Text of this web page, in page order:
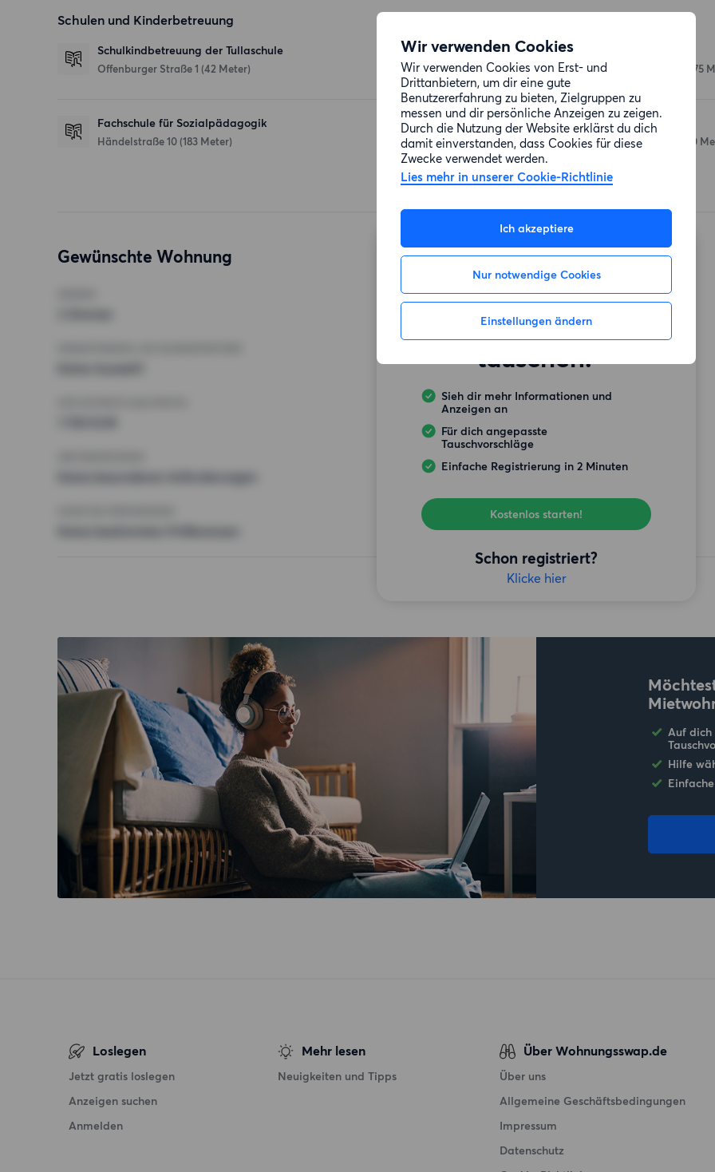
Wir verwenden Cookies
Wir verwenden Cookies von Erst- und
Drittanbietern, um dir eine gute
Benutzererfahrung zu bieten, Zielgruppen zu
messen und dir persönliche Anzeigen zu zeigen.
Durch die Nutzung der Website erklärst du dich
damit einverstanden, dass Cookies für diese
Zwecke verwendet werden.
Lies mehr in unserer Cookie-Richtlinie
Ich akzeptiere
Nur notwendige Cookies
Einstellungen ändern
Schulen und Kinderbetreuung
Schulkindbetreuung der Tullaschule
Offenburger Straße 1 (42 Meter)
Fachschule für Sozialpädagogik
Händelstraße 10 (183 Meter)
Waldkircher Straße 57 (175
Aldi Süd
Habsburgerstraße 5 (300
Gewünschte Wohnung
Möchtest du auch
deine
Mietwohnung
tauschen?
Sieh dir mehr Informationen und
Anzeigen an
Für dich angepasste
Tauschvorschläge
Einfache Registrierung in 2 Minuten
Kostenlos starten!
Schon registriert?
Klicke hier
Auf dich
Hilfe
Loslegen
Jetzt gratis loslegen
Anzeigen suchen
Anmelden
Mehr lesen
Neuigkeiten und Tipps
Über Wohnungsswap.de
Über uns
Allgemeine Geschäftsbedingungen
Impressum
Datenschutz